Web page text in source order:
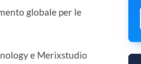
globale per le
e Merixstudio